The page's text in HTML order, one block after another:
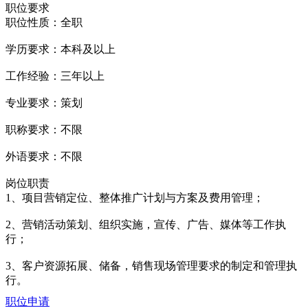
职位要求
职位性质：全职
学历要求：本科及以上
工作经验：三年以上
专业要求：策划
职称要求：不限
外语要求：不限
岗位职责
1、项目营销定位、整体推广计划与方案及费用管理；
2、营销活动策划、组织实施，宣传、广告、媒体等工作执
行；
3、客户资源拓展、储备，销售现场管理要求的制定和管理执
行。
职位申请